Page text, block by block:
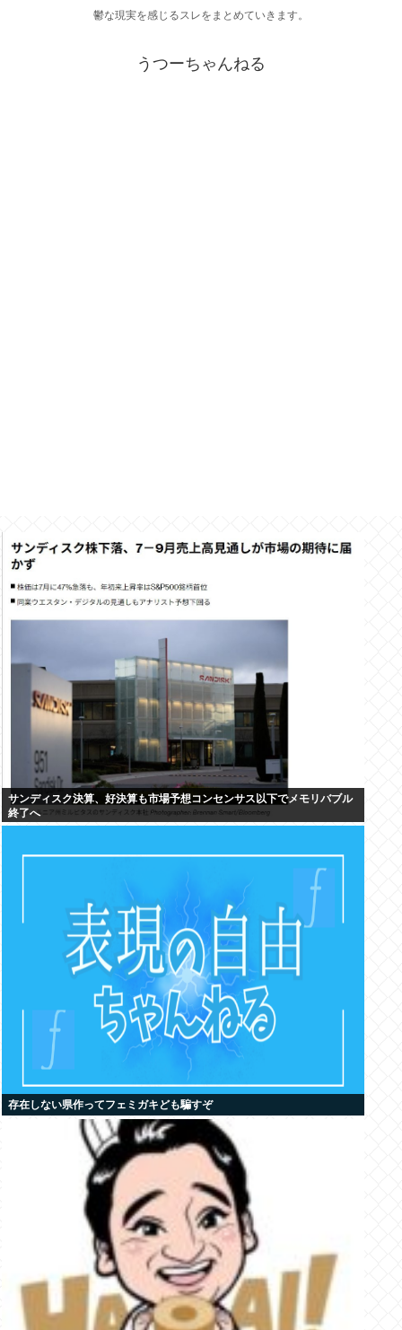
鬱な現実を感じるスレをまとめていきます。
うつーちゃんねる
サンディスク決算、好決算も市場予想コンセンサス以下でメモリバブル
終了へ
存在しない県作ってフェミガキども騙すぞ